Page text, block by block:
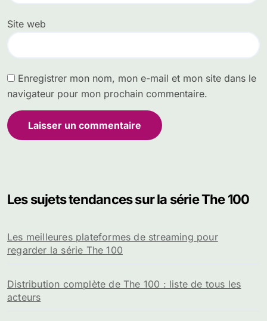
Site web
Enregistrer mon nom, mon e-mail et mon site dans le
navigateur pour mon prochain commentaire.
Les sujets tendances sur la série The 100
Les meilleures plateformes de streaming pour
regarder la série The 100
Distribution complète de The 100 : liste de tous les
acteurs